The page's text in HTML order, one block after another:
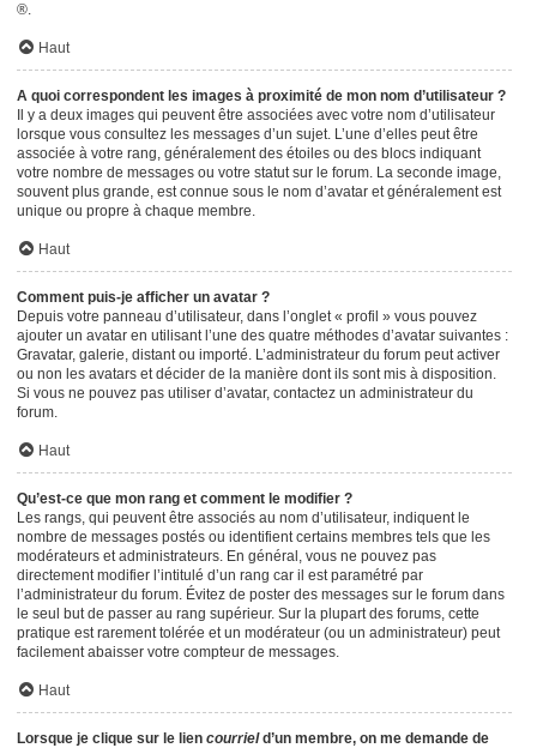
®.
Haut
A quoi correspondent les images à proximité de mon nom d’utilisateur ?
Il y a deux images qui peuvent être associées avec votre nom d’utilisateur
lorsque vous consultez les messages d’un sujet. L’une d’elles peut être
associée à votre rang, généralement des étoiles ou des blocs indiquant
votre nombre de messages ou votre statut sur le forum. La seconde image,
souvent plus grande, est connue sous le nom d’avatar et généralement est
unique ou propre à chaque membre.
Haut
Comment puis-je afficher un avatar ?
Depuis votre panneau d’utilisateur, dans l’onglet « profil » vous pouvez
ajouter un avatar en utilisant l’une des quatre méthodes d’avatar suivantes :
Gravatar, galerie, distant ou importé. L’administrateur du forum peut activer
ou non les avatars et décider de la manière dont ils sont mis à disposition.
Si vous ne pouvez pas utiliser d’avatar, contactez un administrateur du
forum.
Haut
Qu’est-ce que mon rang et comment le modifier ?
Les rangs, qui peuvent être associés au nom d’utilisateur, indiquent le
nombre de messages postés ou identifient certains membres tels que les
modérateurs et administrateurs. En général, vous ne pouvez pas
directement modifier l’intitulé d’un rang car il est paramétré par
l’administrateur du forum. Évitez de poster des messages sur le forum dans
le seul but de passer au rang supérieur. Sur la plupart des forums, cette
pratique est rarement tolérée et un modérateur (ou un administrateur) peut
facilement abaisser votre compteur de messages.
Haut
Lorsque je clique sur le lien courrield’un membre, on me demande de